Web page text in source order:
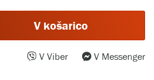
V košarico
V Viber V Messenger